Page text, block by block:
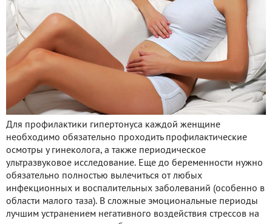
Для профилактики гипертонуса каждой женщине
необходимо обязательно проходить профилактические
осмотры у гинеколога, а также периодическое
ультразвуковое исследование. Еще до беременности нужно
обязательно полностью вылечиться от любых
инфекционных и воспалительных заболеваний (особенно в
области малого таза). В сложные эмоциональные периоды
лучшим устранением негативного воздействия стрессов на